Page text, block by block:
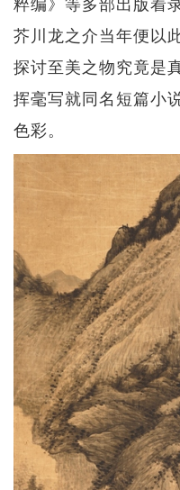
芥川龙之介当年便以
探讨至美之物究竟是
挥毫写就同名短篇小
色彩。